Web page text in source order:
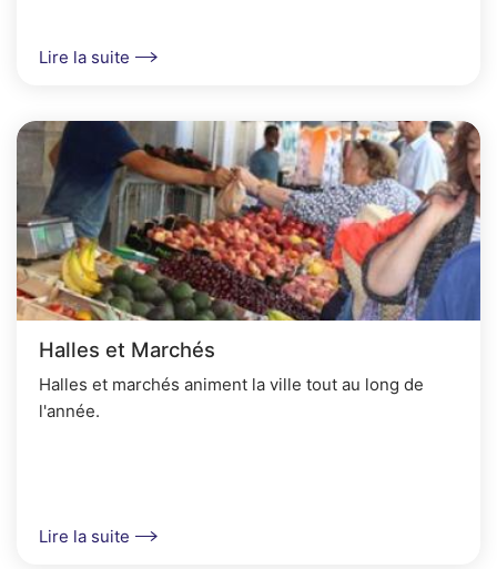
Lire la suite
Halles et Marchés
Halles et marchés animent la ville tout au long de
l'année.
Lire la suite